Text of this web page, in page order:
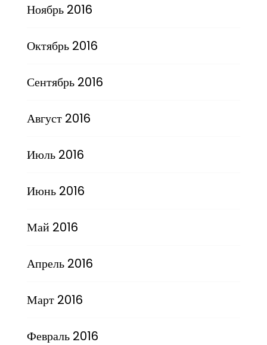
Ноябрь 2016
Октябрь 2016
Сентябрь 2016
Август 2016
Июль 2016
Июнь 2016
Май 2016
Апрель 2016
Март 2016
Февраль 2016